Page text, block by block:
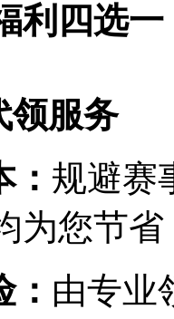
利四选
领服务
规避赛
为您节
由专业